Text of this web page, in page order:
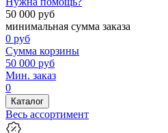
50 000 руб
минимальная сумма заказа
0 руб
Сумма корзины
50 000 руб
Мин. заказ
0
Каталог
Весь ассортимент